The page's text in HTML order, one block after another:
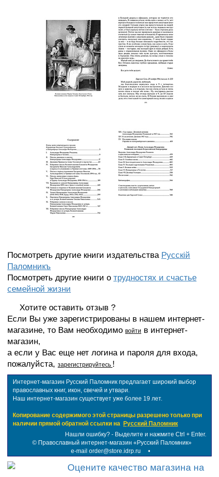
Посмотреть другие книги издательства Русскiй
Паломникъ
Посмотреть другие книги о трудностях и счастье
семейной жизни
Хотите оставить отзыв ?
Если Вы уже зарегистрированы в нашем интернет-
магазине, то Вам необходимо войти в интернет-
магазин,
а если у Вас еще нет логина и пароля для входа,
пожалуйста, зарегистрируйтесь !
Интернет-магазин Русский Паломник предлагает широкий выбор
православных книг, икон, свечей и утвари.
Наш интернет-магазин существует уже более 19 лет.
Копирование содержимого этой страницы разрешено только при
наличии прямой обратной ссылки на Русский Паломник
Нашли ошибку? - Выделите и нажмите Ctrl + Enter.
© Православный интернет-магазин «Русский Паломник»
e-mail order@store.idrp.ru •